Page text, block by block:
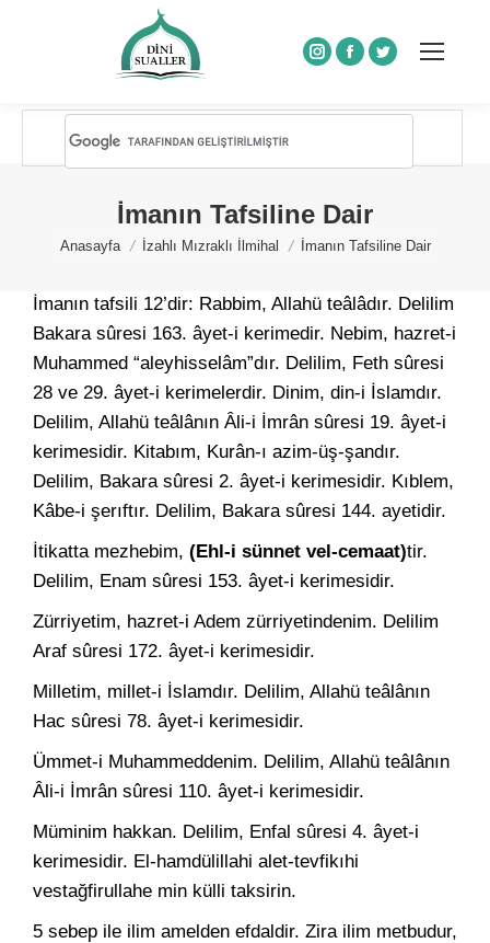
Instagram
Facebook
Twitter
İmanın Tafsiline Dair
You are here:
Anasayfa İzahlı Mızraklı İlmihal İmanın Tafsiline Dair
İmanın tafsili 12’dir: Rabbim, Allahü teâlâdır. Delilim
Bakara sûresi 163. âyet-i kerimedir. Nebim, hazret-i
Muhammed “aleyhisselâm”dır. Delilim, Feth sûresi
28 ve 29. âyet-i kerimelerdir. Dinim, din-i İslamdır.
Delilim, Allahü teâlânın Âli-i İmrân sûresi 19. âyet-i
kerimesidir. Kitabım, Kurân-ı azim-üş-şandır.
Delilim, Bakara sûresi 2. âyet-i kerimesidir. Kıblem,
Kâbe-i şerıftır. Delilim, Bakara sûresi 144. ayetidir.
İtikatta mezhebim, (Ehl-i sünnet vel-cemaat)tir.
Delilim, Enam sûresi 153. âyet-i kerimesidir.
Zürriyetim, hazret-i Adem zürriyetindenim. Delilim
Araf sûresi 172. âyet-i kerimesidir.
Milletim, millet-i İslamdır. Delilim, Allahü teâlânın
Hac sûresi 78. âyet-i kerimesidir.
Ümmet-i Muhammeddenim. Delilim, Allahü teâlânın
Âli-i İmrân sûresi 110. âyet-i kerimesidir.
Müminim hakkan. Delilim, Enfal sûresi 4. âyet-i
kerimesidir. El-hamdülillahi alet-tevfikıhi
vestağfirullahe min külli taksirin.
5 sebep ile ilim amelden efdaldir. Zira ilim metbudur,